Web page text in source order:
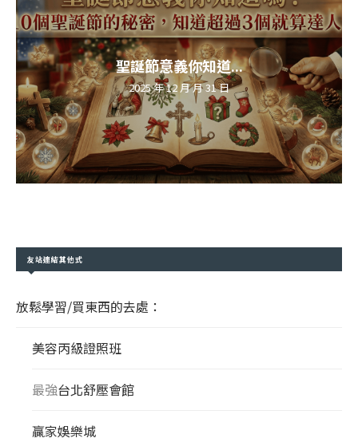
聖誕節意義你知道...
2025 年 12 月 月 31 日
友站連結其他式
放鬆學習/買東西的去處：
美容丙級證照班
最強台北舒壓會館
贏家娛樂城